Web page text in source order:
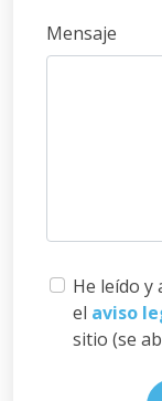
Mensaje
He leído y
el aviso
sitio (se